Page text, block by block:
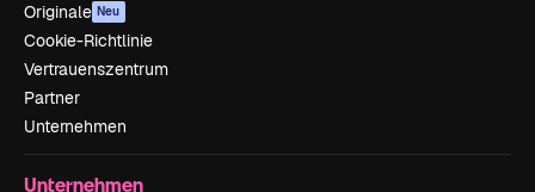
Originale Neu
Cookie-Richtlinie
Vertrauenszentrum
Partner
Unternehmen
Unternehmen